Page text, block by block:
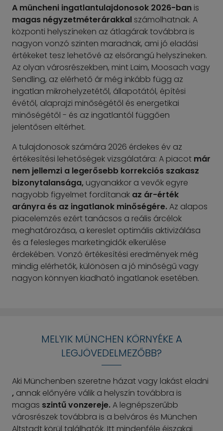
A müncheni ingatlantulajdonosok 2026-ban is
magas négyzetméterárakkal számolhatnak. A
központi helyszíneken az átlagárak továbbra is
nagyon vonzó szinten maradnak, ami jó eladási
értékeket tesz lehetővé az elsőrangú helyszíneken.
Az olyan városrészekben, mint Laim, Moosach vagy
Sendling, az elérhető ár még inkább függ az
ingatlan mikrohelyzetétől, állapotától, építési
évétől, alaprajzi minőségétől és energetikai
minőségétől - és az ingatlantól függően
jelentősen eltérhet.
A tulajdonosok számára 2026 érdekes év az
értékesítési lehetőségek vizsgálatára: A piacot már
nem jellemzi a legerősebb korrekciós szakasz
bizonytalansága, ugyanakkor a vevők egyre
nagyobb figyelmet fordítanak az ár-érték
arányra és az ingatlanok minőségére.Az alapos
piacelemzés ezért tanácsos a reális árcélok
meghatározása, a kereslet optimális aktivizálása
és a felesleges marketingidők elkerülése
érdekében. Vonzó értékesítési eredmények még
mindig elérhetők, különösen a jó minőségű vagy
nagyon könnyen kiadható ingatlanok esetében.
MELYIK MÜNCHEN KÖRNYÉKE A
LEGJÖVEDELMEZŐBB?
Aki Münchenben szeretne házat vagy lakást eladni
, annak előnyére válik a helyszín továbbra is
magas szintű vonzereje.A legnépszerűbb
városrészek továbbra is a belváros és München